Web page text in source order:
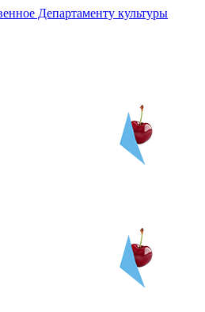
Департаменту культуры